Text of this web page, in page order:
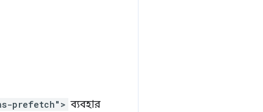
prefetch"> ব্যবহার